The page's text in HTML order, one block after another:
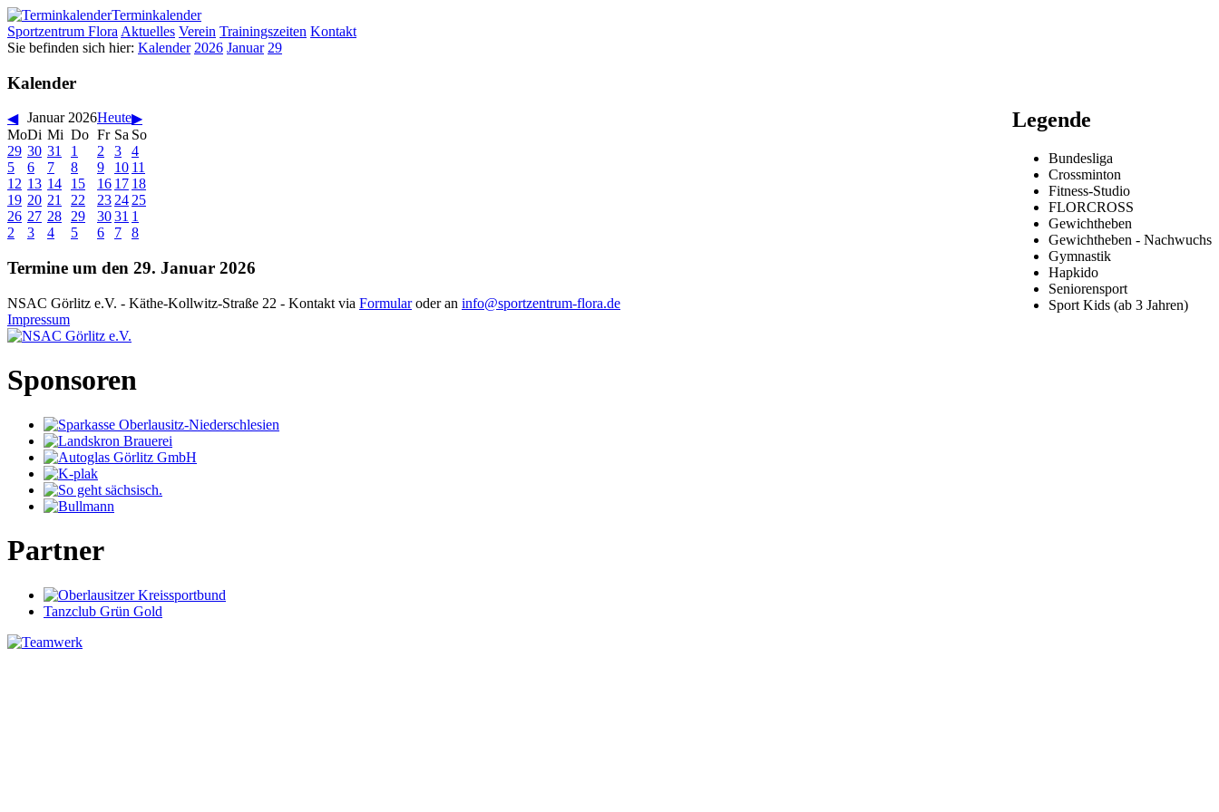
Terminkalender
Sportzentrum Flora Aktuelles Verein Trainingszeiten Kontakt
Sie befinden sich hier: Kalender 2026 Januar 29
Legende
Bundesliga
Crossminton
Fitness-Studio
FLORCROSS
Gewichtheben
Gewichtheben - Nachwuchs
Gymnastik
Hapkido
Seniorensport
Sport Kids (ab 3 Jahren)
Kalender
◀ Januar 2026Heute▶
MoDi Mi Do Fr Sa So
29 30 31 1 2 3
4
5
6 7 8 9 10 11
12 13 14 15 16 17 18
19 20 21 22 232425
26 27 28 29 3031 1
2
3 4 5 6 7 8
Termine um den 29. Januar 2026
NSAC Görlitz e.V. - Käthe-Kollwitz-Straße 22 - Kontakt via Formularoder an info@sportzentrum-flora.de
Impressum
Sponsoren
Partner
Tanzclub Grün Gold